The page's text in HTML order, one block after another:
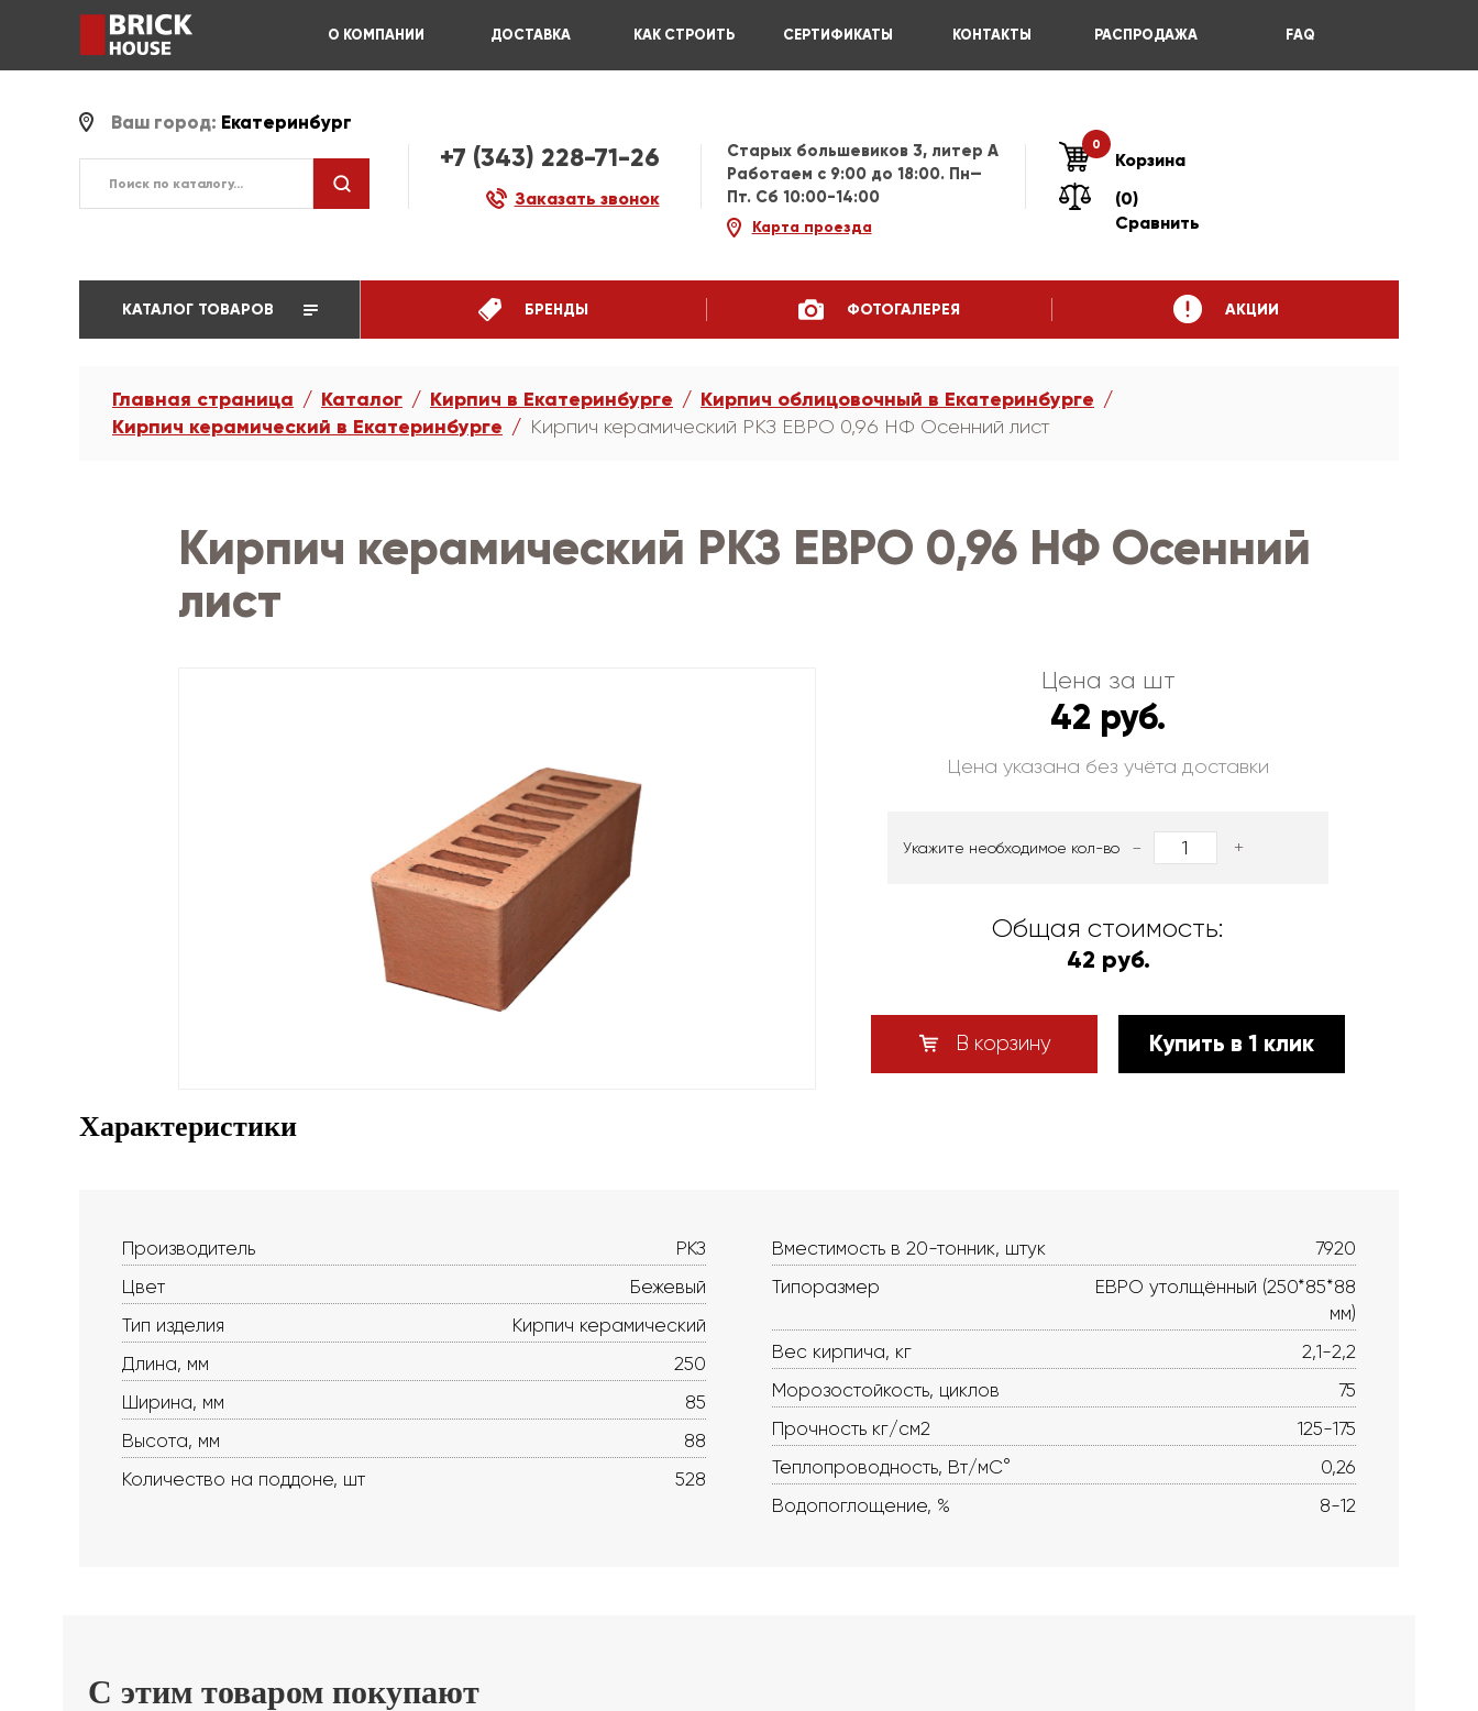
О КОМПАНИИ ДОСТАВКА КАК СТРОИТЬ СЕРТИФИКАТЫ КОНТАКТЫ РАСПРОДАЖА FAQ
Ваш город: Екатеринбург
+7 (343) 228-71-26
Заказать звонок
Старых большевиков 3, литер А
Работаем c 9:00 до 18:00. Пн—
Пт. Сб 10:00-14:00
Карта проезда
0
Корзина
(0)
Сравнить
КАТАЛОГ ТОВАРОВ БРЕНДЫ ФОТОГАЛЕРЕЯ АКЦИИ
Главная страница Каталог Кирпич в Екатеринбурге
Кирпич облицовочный в Екатеринбурге
Кирпич керамический в Екатеринбурге
Кирпич керамический РКЗ ЕВРО 0,96 НФ Осенний лист
Кирпич керамический РКЗ ЕВРО 0,96 НФ Осенний
лист
Цена за шт
42 руб.
Цена указана без учёта доставки
Укажите необходимое кол-во - +
Общая стоимость:
42 руб.
В корзину Купить в 1 клик
Характеристики
Производитель
РКЗ
Цвет
Бежевый
Тип изделия
Кирпич керамический
Длина, мм
250
Ширина, мм
85
Высота, мм
88
Количество на поддоне, шт
528
Вместимость в 20-тонник, штук
7920
Типоразмер
ЕВРО утолщённый (250*85*88
мм)
Вес кирпича, кг
2,1-2,2
Морозостойкость, циклов
75
Прочность кг/см2
125-175
Теплопроводность, Вт/мС°
0,26
Водопоглощение, %
8-12
С этим товаром покупают